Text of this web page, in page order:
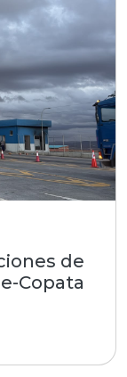
de
Copata